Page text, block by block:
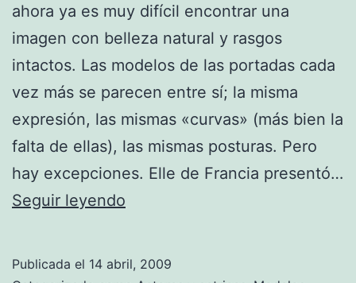
ahora ya es muy difícil encontrar una
imagen con belleza natural y rasgos
intactos. Las modelos de las portadas cada
vez más se parecen entre sí; la misma
expresión, las mismas «curvas» (más bien la
falta de ellas), las mismas posturas. Pero
hay excepciones. Elle de Francia presentó…
Seguir leyendo
Publicada el 14 abril, 2009